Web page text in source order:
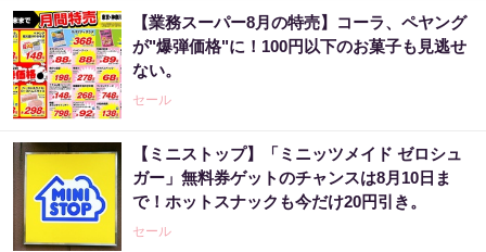
【業務スーパー8月の特売】コーラ、ペヤング
が"爆弾価格"に！100円以下のお菓子も見逃せ
ない。
セール
【ミニストップ】「ミニッツメイド ゼロシュ
ガー」無料券ゲットのチャンスは8月10日ま
で！ホットスナックも今だけ20円引き。
セール